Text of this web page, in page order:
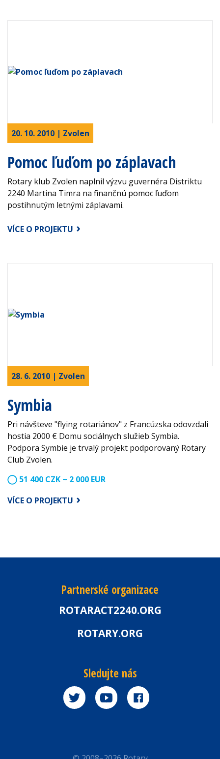
20. 10. 2010 | Zvolen
Pomoc ľuďom po záplavach
Rotary klub Zvolen naplnil výzvu guvernéra Distriktu
2240 Martina Timra na finančnú pomoc ľuďom
postihnutým letnými záplavami.
VÍCE O PROJEKTU
28. 6. 2010 | Zvolen
Symbia
Pri návšteve "flying rotariánov" z Francúzska odovzdali
hostia 2000 € Domu sociálnych služieb Symbia.
Podpora Symbie je trvalý projekt podporovaný Rotary
Club Zvolen.
51 400 CZK ~ 2 000 EUR
VÍCE O PROJEKTU
Partnerské organizace
ROTARACT2240.ORG
ROTARY.ORG
Sledujte nás